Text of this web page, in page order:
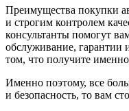
Преимущества покупки
и строгим контролем
консультанты помогут
обслуживание, гарантии
том, что получите
Именно поэтому, все
и безопасность, то вам